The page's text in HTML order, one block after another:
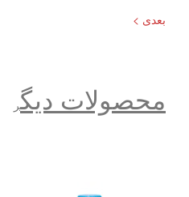
بعدی >
محصولات دیگر